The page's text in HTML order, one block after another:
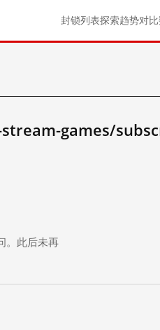
封锁列表探索趋势对比
games/
。此后未再